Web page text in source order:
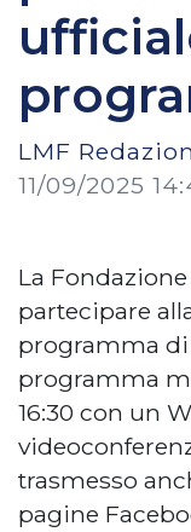
LMF
11/09/2025
La
partecipare
programma di
programma
16:30 con un
trasmesso
pagine